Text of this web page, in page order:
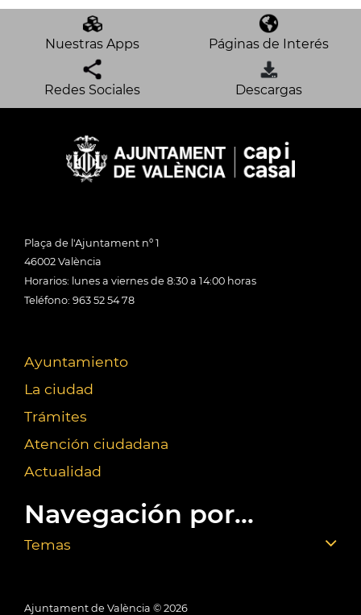
Nuestras Apps Páginas de Interés
Redes Sociales Descargas
Plaça de l'Ajuntament nº 1
46002 València
Horarios: lunes a viernes de 8:30 a 14:00 horas
Teléfono: 963 52 54 78
Ayuntamiento
La ciudad
Trámites
Atención ciudadana
Actualidad
Navegación por...
Temas
Ajuntament de València © 2026